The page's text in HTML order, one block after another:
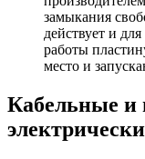
замыкания
действует и
работы
место и
Кабельные и